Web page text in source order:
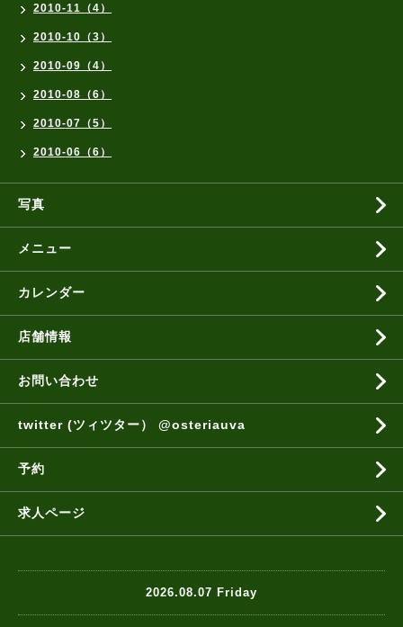
2010-11（4）
2010-10（3）
2010-09（4）
2010-08（6）
2010-07（5）
2010-06（6）
写真
メニュー
カレンダー
店舗情報
お問い合わせ
twitter (ツィツター） @osteriauva
予約
求人ページ
2026.08.07 Friday